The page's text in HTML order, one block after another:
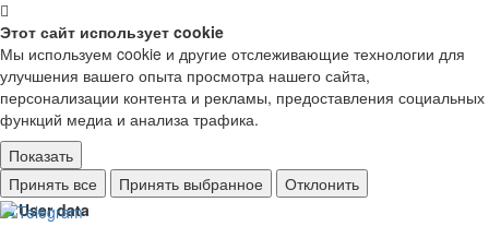
Этот сайт использует cookie
Мы используем cookie и другие отслеживающие технологии для
улучшения вашего опыта просмотра нашего сайта,
персонализации контента и рекламы, предоставления социальных
функций медиа и анализа трафика.
Показать
Ad storage
User data
Принять все Принять выбранное Отклонить